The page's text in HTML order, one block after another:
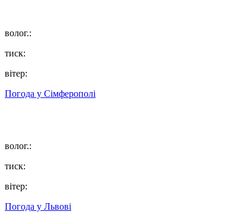
волог.:
тиск:
вітер:
Погода у Сімферополі
волог.:
тиск:
вітер:
Погода у Львові